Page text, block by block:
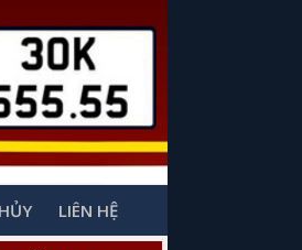
LIÊN HỆ